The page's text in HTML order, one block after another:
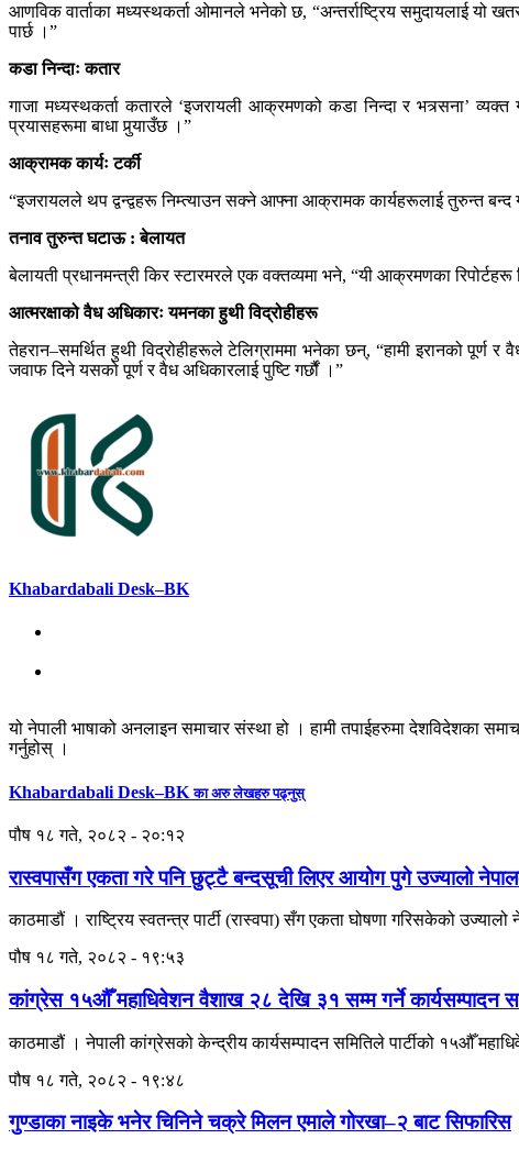
आणविक वार्ताका मध्यस्थकर्ता ओमानले भनेको छ, “अन्तर्राष्ट्रिय समुदायलाई यो
पार्छ ।”
कडा निन्दाः कतार
गाजा मध्यस्थकर्ता कतारले ‘इजरायली आक्रमणको कडा निन्दा र भत्र्सना’
प्रयासहरूमा बाधा पुर्‍याउँछ ।”
आक्रामक कार्यः टर्की
“इजरायलले थप द्वन्द्वहरू निम्त्याउन सक्ने आफ्ना आक्रामक कार्यहरूलाई तुरुन्त बन्द
तनाव तुरुन्त घटाऊ : बेलायत
बेलायती प्रधानमन्त्री किर स्टारमरले एक वक्तव्यमा भने, “यी आक्रमणका
आत्मरक्षाको वैध अधिकारः यमनका हुथी विद्रोहीहरू
तेहरान–समर्थित हुथी विद्रोहीहरूले टेलिग्राममा भनेका छन्, “हामी इरानको
जवाफ दिने यसको पूर्ण र वैध अधिकारलाई पुष्टि गर्छौं ।”
Khabardabali Desk–BK
यो नेपाली भाषाको अनलाइन समाचार संस्था हो । हामी तपाईहरुमा देशविदेशका
गर्नुहोस् ।
Khabardabali Desk–BKका अरु लेखहरु पढ्नुस्
पौष १८ गते, २०८२ - २०:१२
रास्वपासँग एकता गरे पनि छुट्टै बन्दसूची लिएर आयोग पुगे उज्यालो
काठमाडौं । राष्ट्रिय स्वतन्त्र पार्टी (रास्वपा) सँग एकता घोषणा गरिसकेको
पौष १८ गते, २०८२ - १९:५३
कांग्रेस १५औँ महाधिवेशन वैशाख २८ देखि ३१ सम्म गर्ने कार्यसम्पादन
काठमाडौं । नेपाली कांग्रेसको केन्द्रीय कार्यसम्पादन समितिले पार्टीको १५औँ
पौष १८ गते, २०८२ - १९:४८
गुण्डाका नाइके भनेर चिनिने चक्रे मिलन एमाले गोरखा–२ बाट सिफारिस